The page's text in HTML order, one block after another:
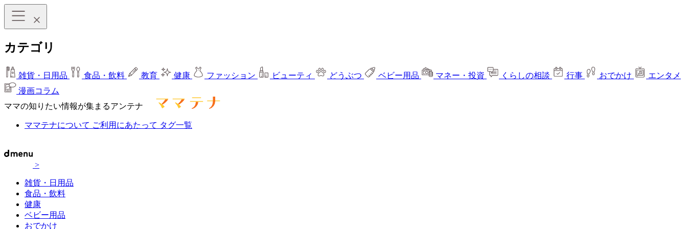
カテゴリ
雑貨・日用品 食品・飲料 教育 健康 ファッション ビューティ どうぶつ ベビー用品 マネー・投資 くらしの相談 行事 おでかけ
エンタメ
漫画コラム
ママの知りたい情報が集まるアンテナ
ママテナについて ご利用にあたって タグ一覧
>
雑貨・日用品
食品・飲料
健康
ベビー用品
おでかけ